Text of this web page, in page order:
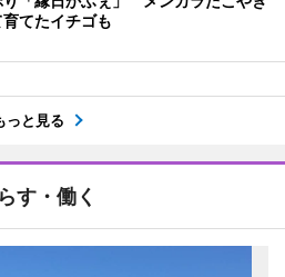
てたイチゴも
っと見る
す・働く